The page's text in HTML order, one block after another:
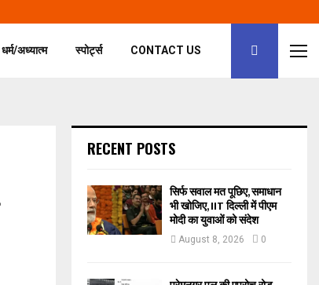
धर्म/अध्यात्म स्पोर्ट्स CONTACT US
RECENT POSTS
सिर्फ सवाल मत पूछिए, समाधान
भी खोजिए, IIT दिल्ली में पीएम
मोदी का युवाओं को संदेश
August 8, 2026 0